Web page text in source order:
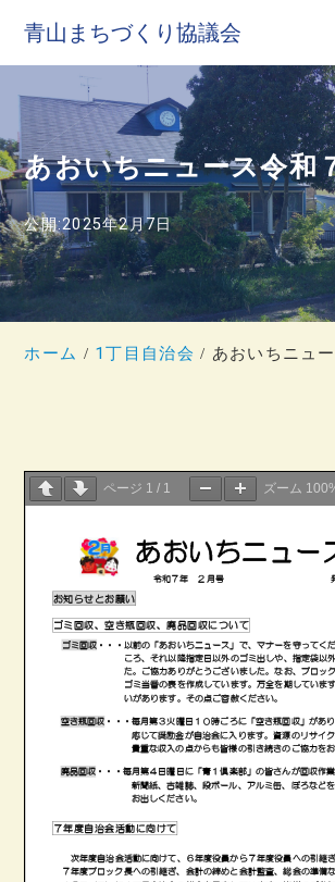
青山まちづくり協議会
あおいちニュース令和
公開:2025年2月7日
ホーム 1丁目自治会 あおいちニュ
ページ 1 / 1 ズーム